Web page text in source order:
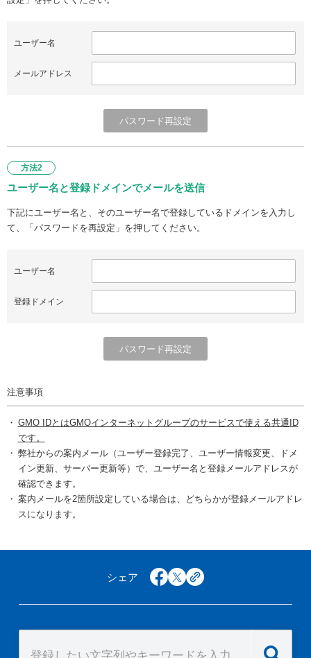
ユーザー名
メールアドレス
方法2
ユーザー名と登録ドメインでメールを送信
下記にユーザー名と、そのユーザー名で登録しているドメインを入力し
て、「パスワードを再設定」を押してください。
ユーザー名
登録ドメイン
注意事項
GMO IDとはGMOインターネットグループのサービスで使える共通ID
です。
弊社からの案内メール（ユーザー登録完了、ユーザー情報変更、ドメ
イン更新、サーバー更新等）で、ユーザー名と登録メールアドレスが
確認できます。
案内メールを2箇所設定している場合は、どちらかが登録メールアドレ
スになります。
シェア facebook
x copy